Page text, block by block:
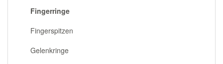
Fingerringe
Fingerspitzen
Gelenkringe